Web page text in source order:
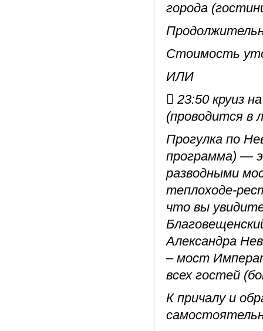
города
Стоимость
ИЛИ
 23:50 круиз
(проводится в
Прогулка по
программа) —
разводными
теплоходе-
что вы
Александра
– мост
всех гостей
К причалу и